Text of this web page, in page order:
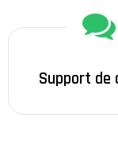
Support de